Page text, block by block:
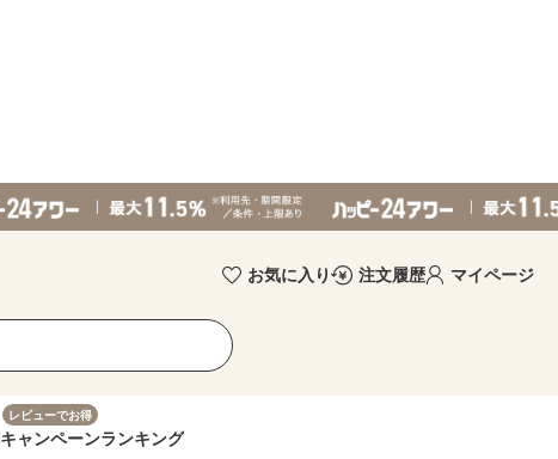
お気に入り 注文履歴 マイページ
レビューでお得
キャンペーンランキング